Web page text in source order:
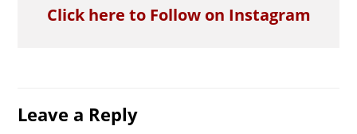
Click here to Follow on Instagram
Leave a Reply